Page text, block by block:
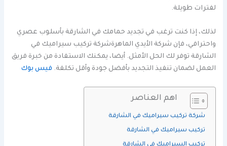
لفترات طويلة.
لذلك، إذا كنت ترغب في تجديد حمامك في الشارقة بأسلوب عصري
واحترافي، فإن شركة الأيدي الماهرةشركة تركيب سيراميك في
الشارقة توفر لك الحل الأمثل. أيضا، يمكنك الاستفادة من خبرة فريق
العمل لضمان تنفيذ التجديد بأفضل جودة وأقل تكلفة. فيس بوك
اهم العناصر
شركة تركيب سيراميك في الشارقة
تركيب سيراميك في الشارقة